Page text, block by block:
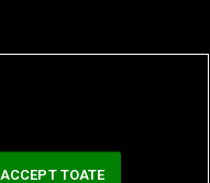
ACCEPT TOATE